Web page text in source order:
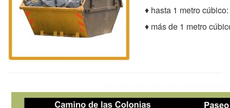
♦ hasta 1 metro
♦ más de 1 metro